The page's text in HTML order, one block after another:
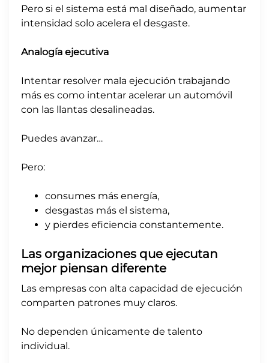
Pero si el sistema está mal diseñado, aumentar
intensidad solo acelera el desgaste.
Analogía ejecutiva
Intentar resolver mala ejecución trabajando
más es como intentar acelerar un automóvil
con las llantas desalineadas.
Puedes avanzar…
Pero:
consumes más energía,
desgastas más el sistema,
y pierdes eficiencia constantemente.
Las organizaciones que ejecutan
mejor piensan diferente
Las empresas con alta capacidad de ejecución
comparten patrones muy claros.
No dependen únicamente de talento
individual.